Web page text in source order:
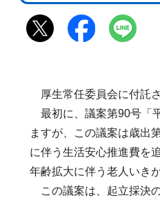
厚生常任委員会に付託
最初に、議案第90号「
ますが、この議案は歳出
に伴う生活安心推進費を
年齢拡大に伴う老人いき
この議案は、起立採決